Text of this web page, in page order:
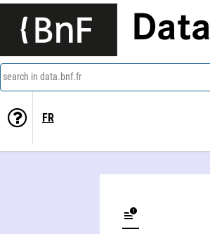
Data
search in data.bnf.fr
FR